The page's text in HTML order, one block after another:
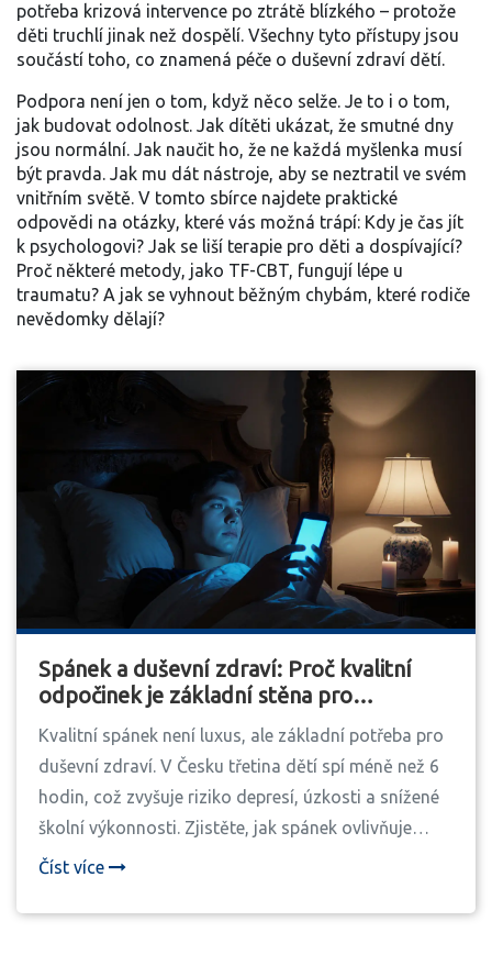
potřeba krizová intervence po ztrátě blízkého – protože
děti truchlí jinak než dospělí. Všechny tyto přístupy jsou
součástí toho, co znamená péče o duševní zdraví dětí.
Podpora není jen o tom, když něco selže. Je to i o tom,
jak budovat odolnost. Jak dítěti ukázat, že smutné dny
jsou normální. Jak naučit ho, že ne každá myšlenka musí
být pravda. Jak mu dát nástroje, aby se neztratil ve svém
vnitřním světě. V tomto sbírce najdete praktické
odpovědi na otázky, které vás možná trápí: Kdy je čas jít
k psychologovi? Jak se liší terapie pro děti a dospívající?
Proč některé metody, jako TF-CBT, fungují lépe u
traumatu? A jak se vyhnout běžným chybám, které rodiče
nevědomky dělají?
Spánek a duševní zdraví: Proč kvalitní
odpočinek je základní stěna pro
psychickou stabilitu
Kvalitní spánek není luxus, ale základní potřeba pro
duševní zdraví. V Česku třetina dětí spí méně než 6
hodin, což zvyšuje riziko depresí, úzkosti a snížené
školní výkonnosti. Zjistěte, jak spánek ovlivňuje
mozek a co dělat, aby se vám podařilo spát lépe.
Číst více